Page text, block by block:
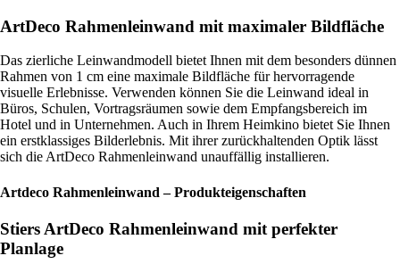
ArtDeco Rahmenleinwand mit maximaler Bildfläche
Das zierliche Leinwandmodell bietet Ihnen mit dem besonders dünnen
Rahmen von 1 cm eine maximale Bildfläche für hervorragende
visuelle Erlebnisse. Verwenden können Sie die Leinwand ideal in
Büros, Schulen, Vortragsräumen sowie dem Empfangsbereich im
Hotel und in Unternehmen. Auch in Ihrem Heimkino bietet Sie Ihnen
ein erstklassiges Bilderlebnis. Mit ihrer zurückhaltenden Optik lässt
sich die ArtDeco Rahmenleinwand unauffällig installieren.
Artdeco Rahmenleinwand – Produkteigenschaften
Stiers ArtDeco Rahmenleinwand mit perfekter
Planlage